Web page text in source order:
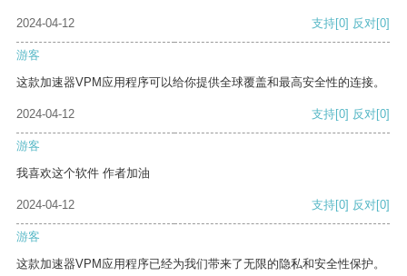
2024-04-12 支持[0] 反对[0]
游客
这款加速器VPM应用程序可以给你提供全球覆盖和最高安全性的连接。
2024-04-12 支持[0] 反对[0]
游客
我喜欢这个软件 作者加油
2024-04-12 支持[0] 反对[0]
游客
这款加速器VPM应用程序已经为我们带来了无限的隐私和安全性保护。